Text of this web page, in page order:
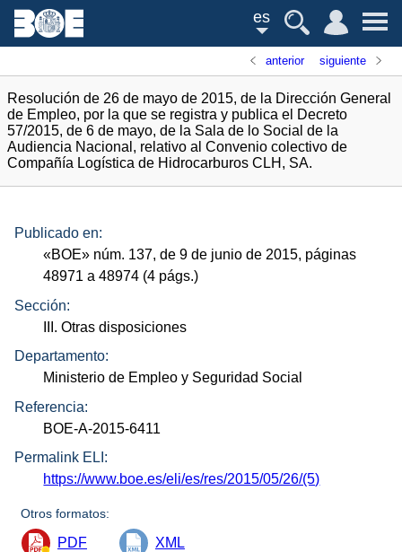
es
anterior siguiente
Resolución de 26 de mayo de 2015, de la Dirección General
de Empleo, por la que se registra y publica el Decreto
57/2015, de 6 de mayo, de la Sala de lo Social de la
Audiencia Nacional, relativo al Convenio colectivo de
Compañía Logística de Hidrocarburos CLH, SA.
Publicado en:
«BOE» núm. 137, de 9 de junio de 2015, páginas
48971 a 48974 (4 págs.)
Sección:
III. Otras disposiciones
Departamento:
Ministerio de Empleo y Seguridad Social
Referencia:
BOE-A-2015-6411
Permalink ELI:
https://www.boe.es/eli/es/res/2015/05/26/(5)
Otros formatos:
PDF XML